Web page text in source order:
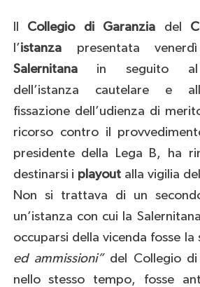
Collegio di Garanzia del
l’istanzapresentata
Salernitana in seguito al
dell’istanza cautelare e
fissazione dell’udienza di
ricorso contro il
presidente della Lega B, ha
destinarsi i playout alla vigilia
Non si trattava di un
un’istanza con cui la
occuparsi della vicenda fosse la
ed ammissioni”del Collegio di
nello stesso tempo, fosse